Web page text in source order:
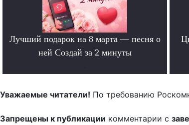
Лучший подарок на 8 марта — песня о
ней Создай за 2 минуты
Уважаемые читатели! По требованию
Запрещены к публикации комментарии с